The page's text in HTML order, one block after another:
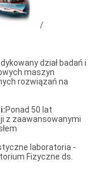
/
dział badań i
maszyn
rozwiązań na
Ponad 50 lat
z zaawansowanymi
laboratoria -
Fizyczne ds.